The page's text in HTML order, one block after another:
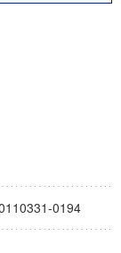
民社会ガバナンス
理と感性の先端的
成熟社会発展のサ
0194